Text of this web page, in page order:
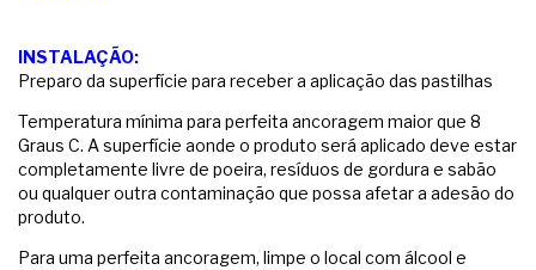
INSTALAÇÃO:
Preparo da superfície para receber a aplicação das pastilhas
Temperatura mínima para perfeita ancoragem maior que 8
Graus C. A superfície aonde o produto será aplicado deve estar
completamente livre de poeira, resíduos de gordura e sabão
ou qualquer outra contaminação que possa afetar a adesão do
produto.
Para uma perfeita ancoragem, limpe o local com álcool e